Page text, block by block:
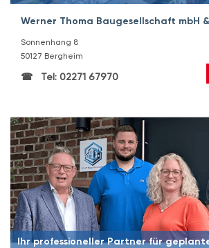
Werner Thoma Baugesellschaft mbH &
Sonnenhang 8
50127 Bergheim
Tel: 02271 67970
Ihr professioneller Partner für